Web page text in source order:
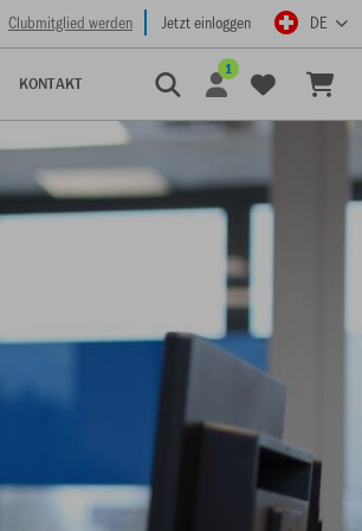
Clubmitglied werden Jetzt einloggen DE
KONTAKT
1